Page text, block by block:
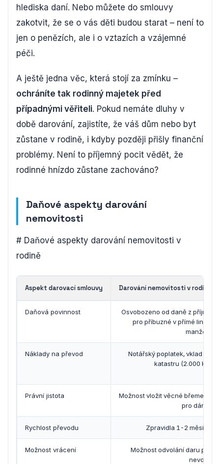
hlediska daní. Nebo můžete do smlouvy
zakotvit, že se o vás děti budou starat – není to
jen o penězích, ale i o vztazích a vzájemné
péči.
A ještě jedna věc, která stojí za zmínku –
ochráníte tak rodinný majetek před
případnými věřiteli. Pokud nemáte dluhy v
době darování, zajistíte, že váš dům nebo byt
zůstane v rodině, i kdyby později přišly finanční
problémy. Není to příjemný pocit vědět, že
rodinné hnízdo zůstane zachováno?
Daňové aspekty darování
nemovitosti
# Daňové aspekty darování nemovitosti v
rodině
Aspekt darovací smlouvy Darování nemovitosti v rodině
Daňová povinnost
Osvobozeno od daně z příjmu
pro příbuzné v přímé linii a
manžele
Náklady na převod
Notářský poplatek, vklad do
katastru (2.000 Kč)
Právní jistota
Možnost vložit věcné břemeno
pro dárce
Rychlost převodu Zpravidla 1-2 měsíce
Možnost vrácení
Možnost odvolání daru pro
nevděk